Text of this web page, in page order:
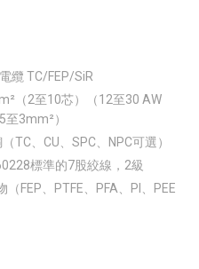
纜 TC/FEP/SiR
（2至10芯）（12至30 AW
至3mm²）
TC、CU、SPC、NPC可選）
標準的7股絞線，2級
（FEP、PTFE、PFA、PI、PEE